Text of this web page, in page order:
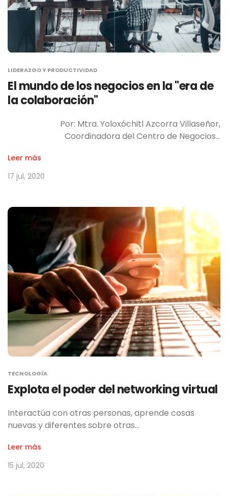
LIDERAZGO Y PRODUCTIVIDAD
El mundo de los negocios en la "era de
la colaboración"
Por: Mtra. Yoloxóchitl Azcorra Villaseñor,
Coordinadora del Centro de Negocios…
Leer más
17 jul, 2020
TECNOLOGÍA
Explota el poder del networking virtual
Interactúa con otras personas, aprende cosas
nuevas y diferentes sobre otras…
Leer más
15 jul, 2020